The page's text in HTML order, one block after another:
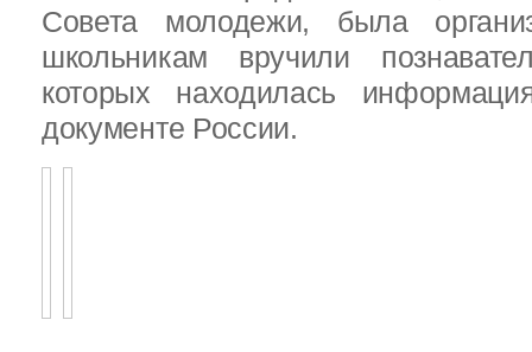
Совета молодежи, была
школьникам вручили
которых находилась
документе России.